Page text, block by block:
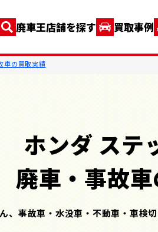
廃車王店舗を探す 買取事例
車の買取実績
ホンダ ステ
廃車・事故
、事故車・水没車・不動車・車検